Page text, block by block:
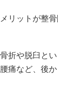
リットが整
折や脱臼と
痛など、後